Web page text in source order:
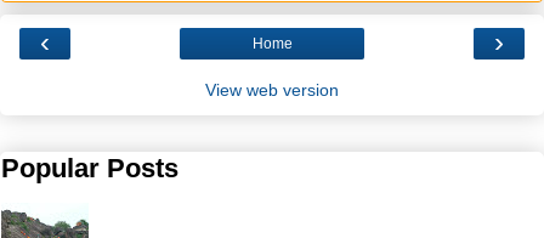
‹ ›
Home
View web version
Popular Posts